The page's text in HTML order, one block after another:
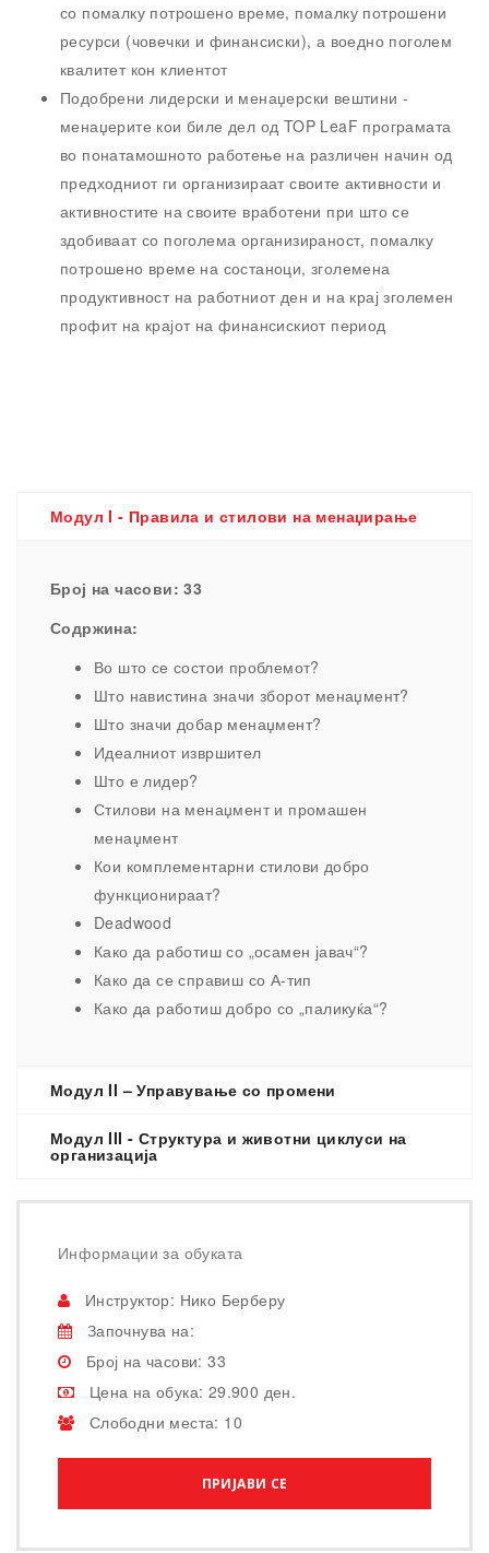
со помалку потрошено време, помалку потрошени
ресурси (човечки и финансиски), а воедно поголем
квалитет кон клиентот
Подобрени лидерски и менаџерски вештини -
менаџерите кои биле дел од TOP LeaF програмата
во понатамошното работење на различен начин од
предходниот ги организираат своите активности и
активностите на своите вработени при што се
здобиваат со поголема организираност, помалку
потрошено време на состаноци, зголемена
продуктивност на работниот ден и на крај зголемен
профит на крајот на финансискиот период
Модул I - Правила и стилови на менаџирање
Број на часови: 33
Содржина:
Во што се состои проблемот?
Што навистина значи зборот менаџмент?
Што значи добар менаџмент?
Идеалниот извршител
Што е лидер?
Стилови на менаџмент и промашен
менаџмент
Кои комплементарни стилови добро
функционираат?
Deadwood
Како да работиш со „осамен јавач“?
Како да се справиш со А-тип
Како да работиш добро со „паликуќа“?
Модул II – Управување со промени
Модул III - Структура и животни циклуси на
организација
Информации за обуката
Инструктор: Нико Берберу
Започнува на:
Број на часови: 33
Цена на обука: 29.900 ден.
Слободни места: 10
ПРИЈАВИ СЕ